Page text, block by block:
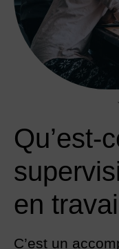
Qu’est-
en
C’est un